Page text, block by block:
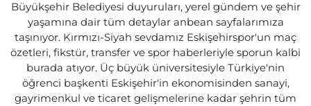
Büyükşehir Belediyesi duyuruları, yerel gündem ve şehir
yaşamına dair tüm detaylar anbean sayfalarımıza
taşınıyor. Kırmızı-Siyah sevdamız Eskişehirspor'un maç
özetleri, fikstür, transfer ve spor haberleriyle sporun kalbi
burada atıyor. Üç büyük üniversitesiyle Türkiye'nin
öğrenci başkenti Eskişehir'in ekonomisinden sanayi,
gayrimenkul ve ticaret gelişmelerine kadar şehrin tüm